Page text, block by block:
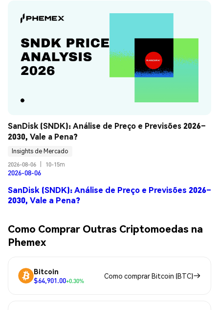
SanDisk (SNDK): Análise de Preço e Previsões 2026–
2030, Vale a Pena?
Insights de Mercado
2026-08-06
10-15m
2026-08-06
SanDisk (SNDK): Análise de Preço e Previsões 2026–
2030, Vale a Pena?
Como Comprar Outras Criptomoedas na
Phemex
Bitcoin
$64,901.00+0.30%
Como comprar Bitcoin (BTC)